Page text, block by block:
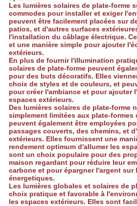
Les lumières solaires de plate-forme
commodes pour installer et exiger
peuvent être facilement placées sur
patios, et d'autres surfaces
l'installation du câblage électrique.
et une manière simple pour ajouter
extérieurs.
En plus de fournir l'illumination
solaires de plate-forme peuvent
pour des buts décoratifs. Elles
choix de styles et de couleurs, et
pour créer l'ambiance et pour ajouter
espaces extérieurs.
Des lumières solaires de plate-forme
simplement limitées aux plate-formes
peuvent également être employées
passages couverts, des chemins, et
extérieurs. Elles fournissent une
rendement optimum d'allumer les
sont un choix populaire pour des
maison regardant pour réduire leur
carbone et pour épargner l'argent sur
énergetiques.
Les lumières globales et solaires de
choix pratique et favorable à
les espaces extérieurs. Elles sont